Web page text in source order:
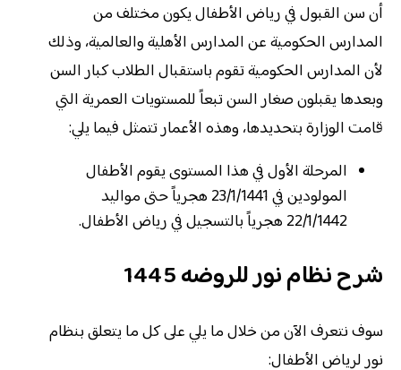
أن سن القبول في رياض الأطفال يكون مختلف من
المدارس الحكومية عن المدارس الأهلية والعالمية، وذلك
لأن المدارس الحكومية تقوم باستقبال الطلاب كبار السن
وبعدها يقبلون صغار السن تبعاً للمستويات العمرية التي
قامت الوزارة بتحديدها، وهذه الأعمار تتمثل فيما يلي:
المرحلة الأول في هذا المستوى يقوم الأطفال
المولودين في 23/1/1441 هجرياً حتى مواليد
22/1/1442 هجرياً بالتسجيل في رياض الأطفال.
شرح نظام نور للروضه 1445
سوف نتعرف الآن من خلال ما يلي على كل ما يتعلق بنظام
نور لرياض الأطفال: